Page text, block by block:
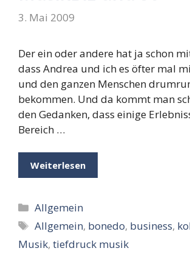
3. Mai 2009
Der ein oder andere hat ja schon
dass Andrea und ich es öfter mal
und den ganzen Menschen
bekommen. Und da kommt man
den Gedanken, dass einige
Bereich …
Weiterlesen
Kategorien
Allgemein
Schlagwörter
Allgemein, bonedo, business,
Musik, tiefdruck musik